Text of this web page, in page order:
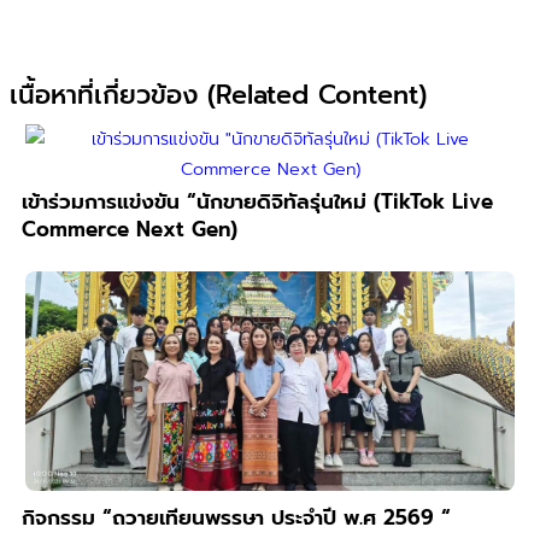
เนื้อหาที่เกี่ยวข้อง (Related Content)
เข้าร่วมการแข่งขัน “นักขายดิจิทัลรุ่นใหม่ (TikTok Live
Commerce Next Gen)
กิจกรรม “ถวายเทียนพรรษา ประจำปี พ.ศ 2569 “